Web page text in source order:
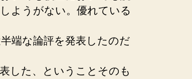
ようがない。優れている
端な論評を発表したのだ
した、ということそのも